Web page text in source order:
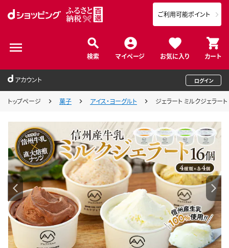
検索 マイページ お気に入り カート
ご利用可能ポイント
アカウント ログイン
トップページ 菓子 アイス・ヨーグルト ジェラート ミルクジェラー